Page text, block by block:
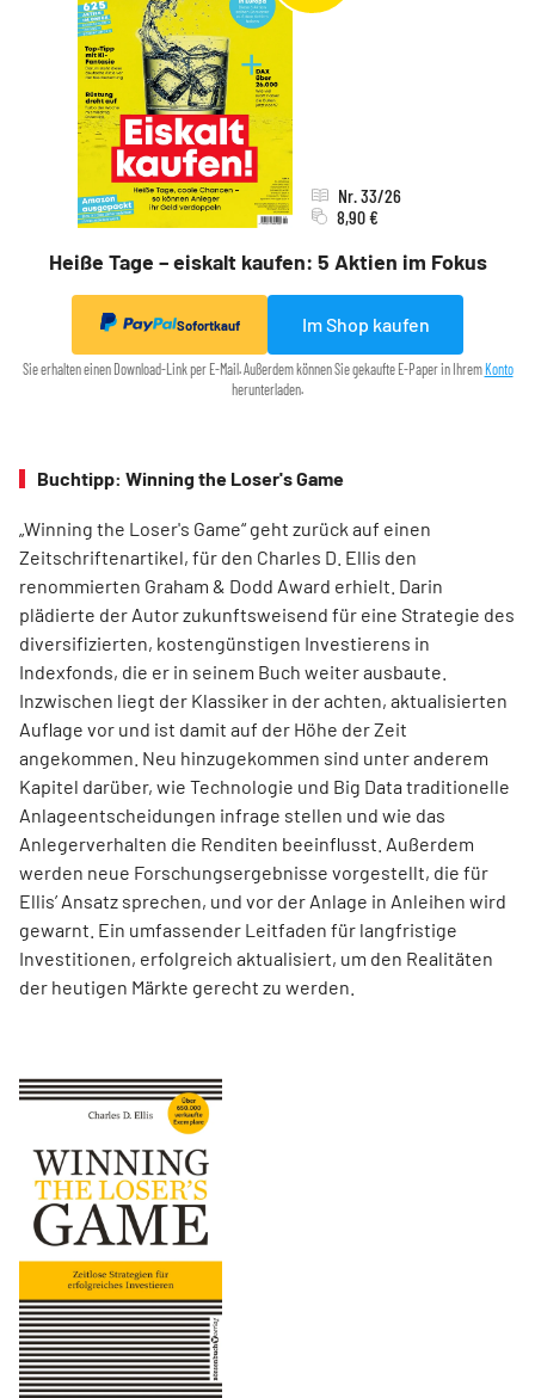
Heiße Tage – eiskalt kaufen: 5 Aktien im Fokus
Nr. 33/26
8,90 €
Sofortkauf Im Shop kaufen
Sie erhalten einen Download-Link per E-Mail. Außerdem können Sie gekaufte E-Paper in Ihrem Konto
herunterladen.
Buchtipp: Winning the Loser's Game
„Winning the Loser's Game“ geht zurück auf einen
Zeitschriftenartikel, für den Charles D. Ellis den
renommierten Graham & Dodd Award erhielt. Darin
plädierte der Autor zukunftsweisend für eine Strategie des
diversifizierten, kostengünstigen Investierens in
Indexfonds, die er in seinem Buch weiter ausbaute.
Inzwischen liegt der Klassiker in der achten, aktualisierten
Auflage vor und ist damit auf der Höhe der Zeit
angekommen. Neu hinzugekommen sind unter anderem
Kapitel darüber, wie Technologie und Big Data traditionelle
Anlageentscheidungen infrage stellen und wie das
Anlegerverhalten die Renditen beeinflusst. Außerdem
werden neue Forschungsergebnisse vorgestellt, die für
Ellis’ Ansatz sprechen, und vor der Anlage in Anleihen wird
gewarnt. Ein umfassender Leitfaden für langfristige
Investitionen, erfolgreich aktualisiert, um den Realitäten
der heutigen Märkte gerecht zu werden.